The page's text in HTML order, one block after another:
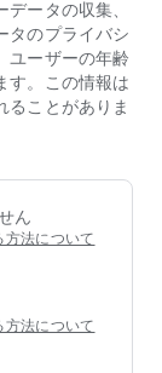
現する
体または再生ア
リに対応
どの再生アプ
与が必要で
ス
ータの収集、
タのプライバシ
ユーザーの年齢
す。この情報は
ることがありま
ん
方法について
方法について